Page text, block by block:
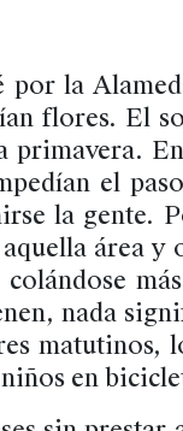
por la
flores. El
primavera.
el
la gente.
área y
nada
matutinos,
en